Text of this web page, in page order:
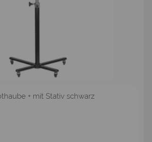
+ mit Stativ schwarz